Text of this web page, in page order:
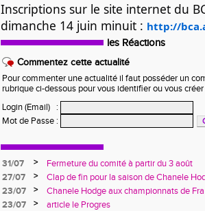
Inscriptions sur le site internet du
dimanche 14 juin minuit : http://
les Réactions
Commentez cette actualité
Pour commenter une actualité il faut posséder un
rubrique ci-dessous pour vous identifier ou vous
Login (Email)
:
Mot de Passe :
31/07 >
Fermeture du comité à partir du 3 août
27/07
>
Clap de fin pour la saison de Chanele
23/07
>
Chanele Hodge aux championnats de
23/07
>
article le Progres